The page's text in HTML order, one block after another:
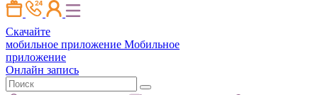
Скачайте
мобильное приложение Мобильное
приложение
Онлайн запись